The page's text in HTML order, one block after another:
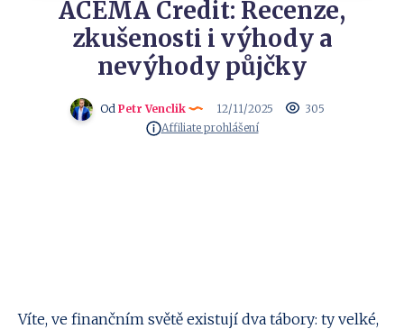
ACEMA Credit: Recenze,
zkušenosti i výhody a
nevýhody půjčky
Od Petr Venclik 12/11/2025
305
Affiliate prohlášení
Víte, ve finančním světě existují dva tábory: ty velké,